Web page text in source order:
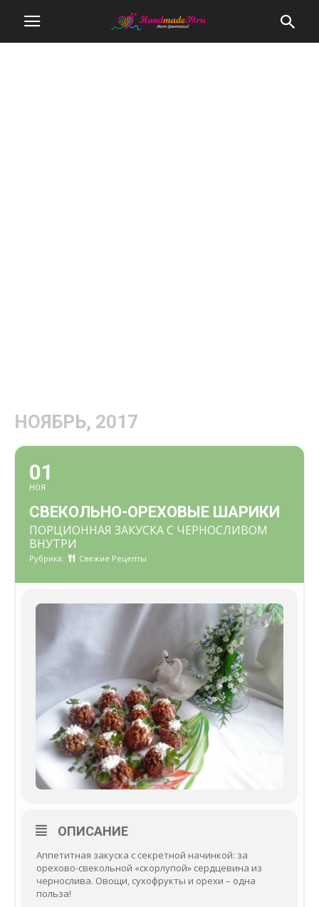
НОЯБРЬ, 2017
01
НОЯ
СВЕКОЛЬНО-ОРЕХОВЫЕ ШАРИКИ
ПОРЦИОННАЯ ЗАКУСКА С ЧЕРНОСЛИВОМ
ВНУТРИ
Рубрика: Свежие Рецепты
ОПИСАНИЕ
Аппетитная закуска с секретной начинкой: за
орехово-свекольной «скорлупой» сердцевина из
чернослива. Овощи, сухофрукты и орехи – одна
польза!